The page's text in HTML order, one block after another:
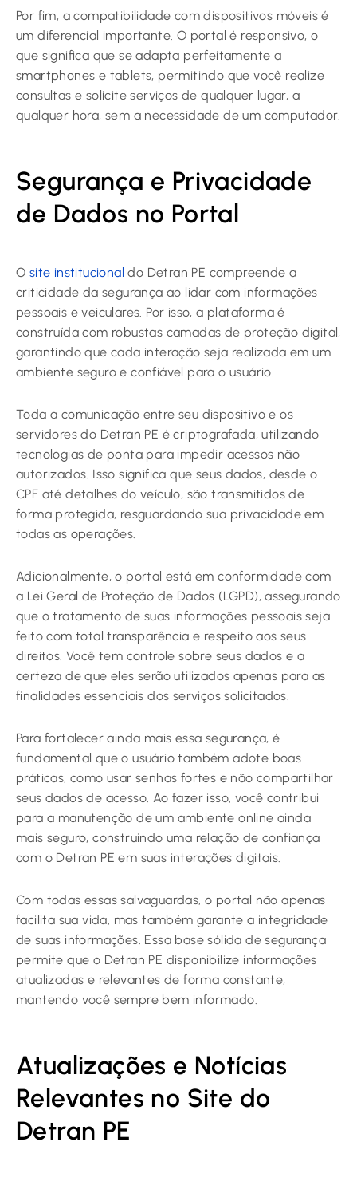
Por fim, a compatibilidade com dispositivos móveis é
um diferencial importante. O portal é responsivo, o
que significa que se adapta perfeitamente a
smartphones e tablets, permitindo que você realize
consultas e solicite serviços de qualquer lugar, a
qualquer hora, sem a necessidade de um computador.
Segurança e Privacidade
de Dados no Portal
O site institucional do Detran PE compreende a
criticidade da segurança ao lidar com informações
pessoais e veiculares. Por isso, a plataforma é
construída com robustas camadas de proteção digital,
garantindo que cada interação seja realizada em um
ambiente seguro e confiável para o usuário.
Toda a comunicação entre seu dispositivo e os
servidores do Detran PE é criptografada, utilizando
tecnologias de ponta para impedir acessos não
autorizados. Isso significa que seus dados, desde o
CPF até detalhes do veículo, são transmitidos de
forma protegida, resguardando sua privacidade em
todas as operações.
Adicionalmente, o portal está em conformidade com
a Lei Geral de Proteção de Dados (LGPD), assegurando
que o tratamento de suas informações pessoais seja
feito com total transparência e respeito aos seus
direitos. Você tem controle sobre seus dados e a
certeza de que eles serão utilizados apenas para as
finalidades essenciais dos serviços solicitados.
Para fortalecer ainda mais essa segurança, é
fundamental que o usuário também adote boas
práticas, como usar senhas fortes e não compartilhar
seus dados de acesso. Ao fazer isso, você contribui
para a manutenção de um ambiente online ainda
mais seguro, construindo uma relação de confiança
com o Detran PE em suas interações digitais.
Com todas essas salvaguardas, o portal não apenas
facilita sua vida, mas também garante a integridade
de suas informações. Essa base sólida de segurança
permite que o Detran PE disponibilize informações
atualizadas e relevantes de forma constante,
mantendo você sempre bem informado.
Atualizações e Notícias
Relevantes no Site do
Detran PE